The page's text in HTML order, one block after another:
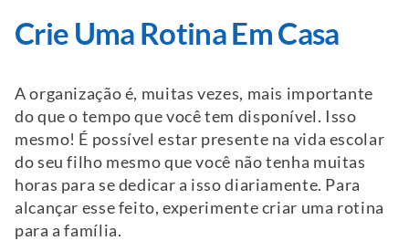
Crie Uma Rotina Em Casa
A organização é, muitas vezes, mais importante
do que o tempo que você tem disponível. Isso
mesmo! É possível estar presente na vida escolar
do seu filho mesmo que você não tenha muitas
horas para se dedicar a isso diariamente. Para
alcançar esse feito, experimente criar uma rotina
para a família.